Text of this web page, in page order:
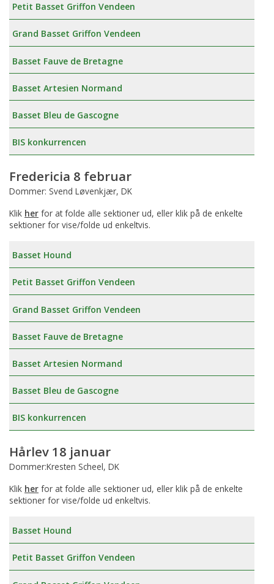
Petit Basset Griffon Vendeen
Grand Basset Griffon Vendeen
Basset Fauve de Bretagne
Basset Artesien Normand
Basset Bleu de Gascogne
BIS konkurrencen
Fredericia 8 februar
Dommer: Svend Løvenkjær, DK
Klik her for at folde alle sektioner ud, eller klik på de enkelte
sektioner for vise/folde ud enkeltvis.
Basset Hound
Petit Basset Griffon Vendeen
Grand Basset Griffon Vendeen
Basset Fauve de Bretagne
Basset Artesien Normand
Basset Bleu de Gascogne
BIS konkurrencen
Hårlev 18 januar
Dommer:Kresten Scheel, DK
Klik her for at folde alle sektioner ud, eller klik på de enkelte
sektioner for vise/folde ud enkeltvis.
Basset Hound
Petit Basset Griffon Vendeen